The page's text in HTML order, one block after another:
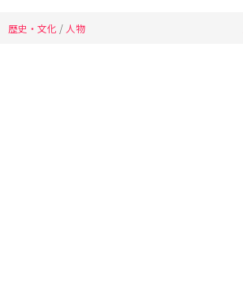
歴史・文化 / 人物